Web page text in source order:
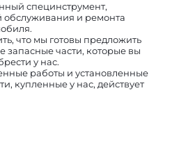
специнструмент,
и ремонта
что мы готовы предложить
запасные части, которые вы
у нас.
работы и установленные
купленные у нас, действует